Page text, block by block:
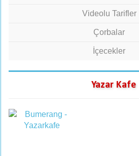
Videolu Tarifler
Çorbalar
İçecekler
Yazar Kafe